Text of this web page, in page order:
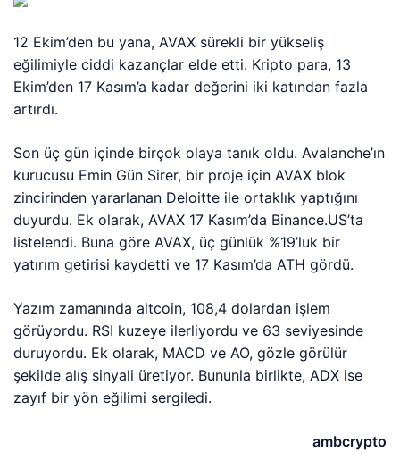
12 Ekim’den bu yana, AVAX sürekli bir yükseliş
eğilimiyle ciddi kazançlar elde etti. Kripto para, 13
Ekim’den 17 Kasım’a kadar değerini iki katından fazla
artırdı.
Son üç gün içinde birçok olaya tanık oldu. Avalanche’ın
kurucusu Emin Gün Sirer, bir proje için AVAX blok
zincirinden yararlanan Deloitte ile ortaklık yaptığını
duyurdu. Ek olarak, AVAX 17 Kasım’da Binance.US’ta
listelendi. Buna göre AVAX, üç günlük %19’luk bir
yatırım getirisi kaydetti ve 17 Kasım’da ATH gördü.
Yazım zamanında altcoin, 108,4 dolardan işlem
görüyordu. RSI kuzeye ilerliyordu ve 63 seviyesinde
duruyordu. Ek olarak, MACD ve AO, gözle görülür
şekilde alış sinyali üretiyor. Bununla birlikte, ADX ise
zayıf bir yön eğilimi sergiledi.
ambcrypto